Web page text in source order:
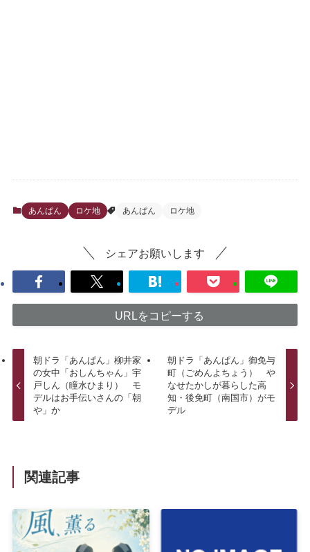
あんぱん ロケ地 あんぱん ロケ地
シェアお願いします
URLをコピーする
朝ドラ「あんぱん」柳井家
の女中「おしんちゃん」宇
戸しん（瞳水ひまり） モ
デルはお手伝いさんの「朝
や」か
朝ドラ「あんぱん」御免与
町（ごめんよちょう） や
なせたかしが暮らした高
知・後免町（南国市）がモ
デル
関連記事